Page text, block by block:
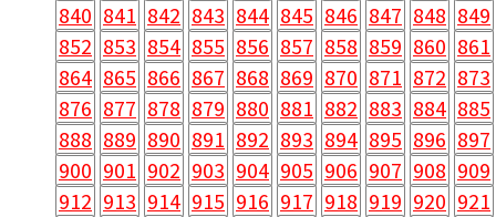
840 841 842 843 844 845 846 847 848 849
852 853 854 855 856 857 858 859 860 861
864 865 866 867 868 869 870 871 872 873
876 877 878 879 880 881 882 883 884 885
888 889 890 891 892 893 894 895 896 897
900 901 902 903 904 905 906 907 908 909
912 913 914 915 916 917 918 919 920 921